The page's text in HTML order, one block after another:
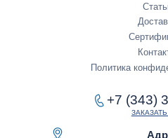
Политика
+7 (343)